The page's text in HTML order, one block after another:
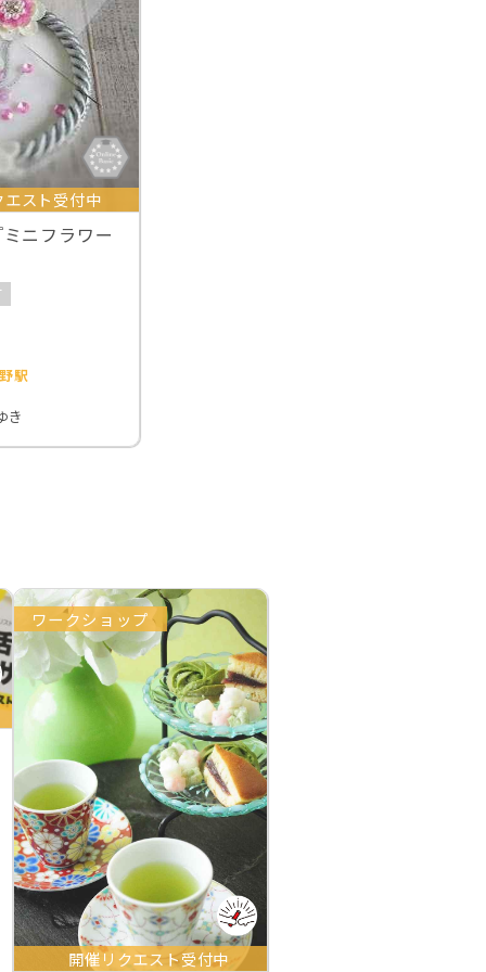
スト受付中
ニフラワー
駅
き
ワークショップ
開催リクエスト受付中